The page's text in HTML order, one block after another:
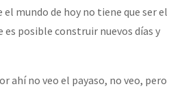
el mundo de hoy no tiene que ser el
es posible construir nuevos días y
ahí no veo el payaso, no veo, pero